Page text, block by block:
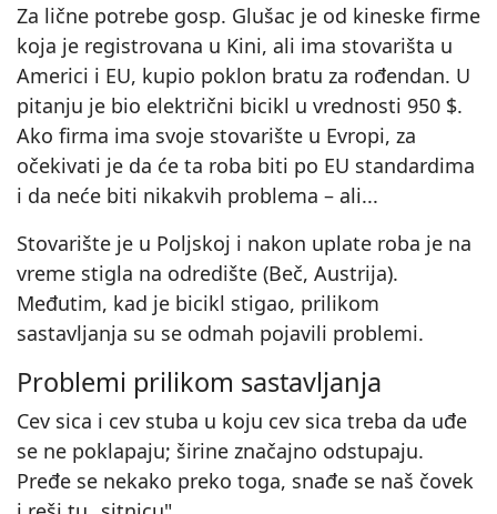
Za lične potrebe gosp. Glušac je od kineske firme
koja je registrovana u Kini, ali ima stovarišta u
Americi i EU, kupio poklon bratu za rođendan. U
pitanju je bio električni bicikl u vrednosti 950 $.
Ako firma ima svoje stovarište u Evropi, za
očekivati je da će ta roba biti po EU standardima
i da neće biti nikakvih problema – ali...
Stovarište je u Poljskoj i nakon uplate roba je na
vreme stigla na odredište (Beč, Austrija).
Međutim, kad je bicikl stigao, prilikom
sastavljanja su se odmah pojavili problemi.
Problemi prilikom sastavljanja
Cev sica i cev stuba u koju cev sica treba da uđe
se ne poklapaju; širine značajno odstupaju.
Pređe se nekako preko toga, snađe se naš čovek